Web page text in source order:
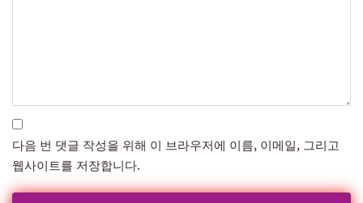
다음 번 댓글 작성을 위해 이 브라우저에 이름, 이메일, 그리고
웹사이트를 저장합니다.